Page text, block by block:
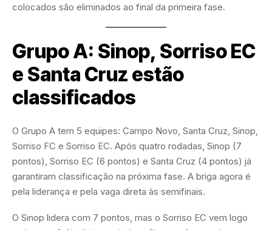
colocados são eliminados ao final da primeira fase.
Grupo A: Sinop, Sorriso EC
e Santa Cruz estão
classificados
O Grupo A tem 5 equipes: Campo Novo, Santa Cruz, Sinop,
Sorriso FC e Sorriso EC. Após quatro rodadas, Sinop (7
pontos), Sorriso EC (6 pontos) e Santa Cruz (4 pontos) já
garantiram classificação na próxima fase. A briga agora é
pela liderança e pela vaga direta às semifinais.
O Sinop lidera com 7 pontos, mas o Sorriso EC vem logo